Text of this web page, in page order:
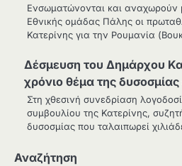
Ενσωματώνονται και αναχωρούν
Εθνικής ομάδας Πάλης οι
Κατερίνης για την Ρουμανία
Δέσμευση του Δημάρχου
χρόνιο θέμα της
Στη χθεσινή συνεδρίαση
συμβουλίου της Κατερίνης,
δυσοσμίας που ταλαιπωρεί
Αναζήτηση